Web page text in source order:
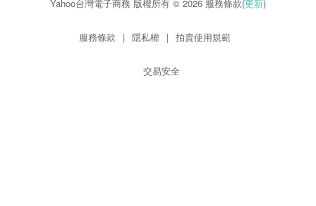
Yahoo台灣電子商務 版權所有 © 2026 服務條款(更新)
服務條款 | 隱私權 | 拍賣使用規範
交易安全